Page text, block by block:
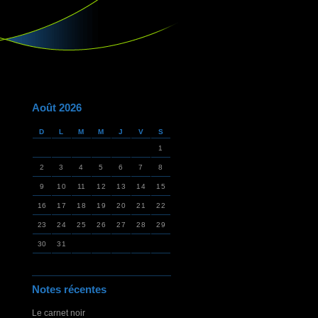
Août 2026
D L M M J V S
1
2 3 4 5 6 7 8
9 10 11 12 13 14 15
16 17 18 19 20 21 22
23 24 25 26 27 28 29
30 31
Notes récentes
Le carnet noir